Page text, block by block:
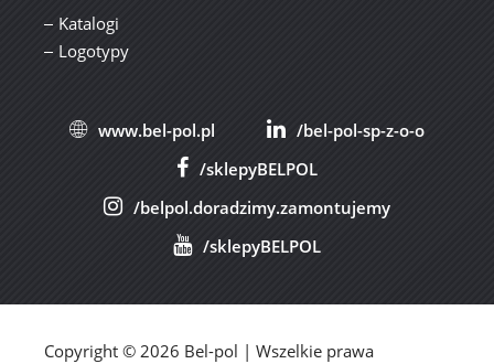
Katalogi
Logotypy
www.bel-pol.pl
/bel-pol-sp-z-o-o
/sklepyBELPOL
/belpol.doradzimy.zamontujemy
/sklepyBELPOL
Copyright © 2026 Bel-pol | Wszelkie prawa